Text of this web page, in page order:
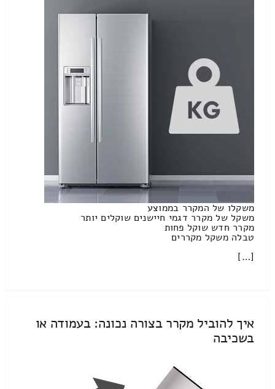
משקלו של המקרר בממוצע
משקל של מקרר דגמי חיישנים שוקלים יותר
מקרר חדש שוקל פחות
טבלה משקל מקררים
[…]
איך להוביל מקרר בצורה נכונה: בעמודה או
בשכיבה